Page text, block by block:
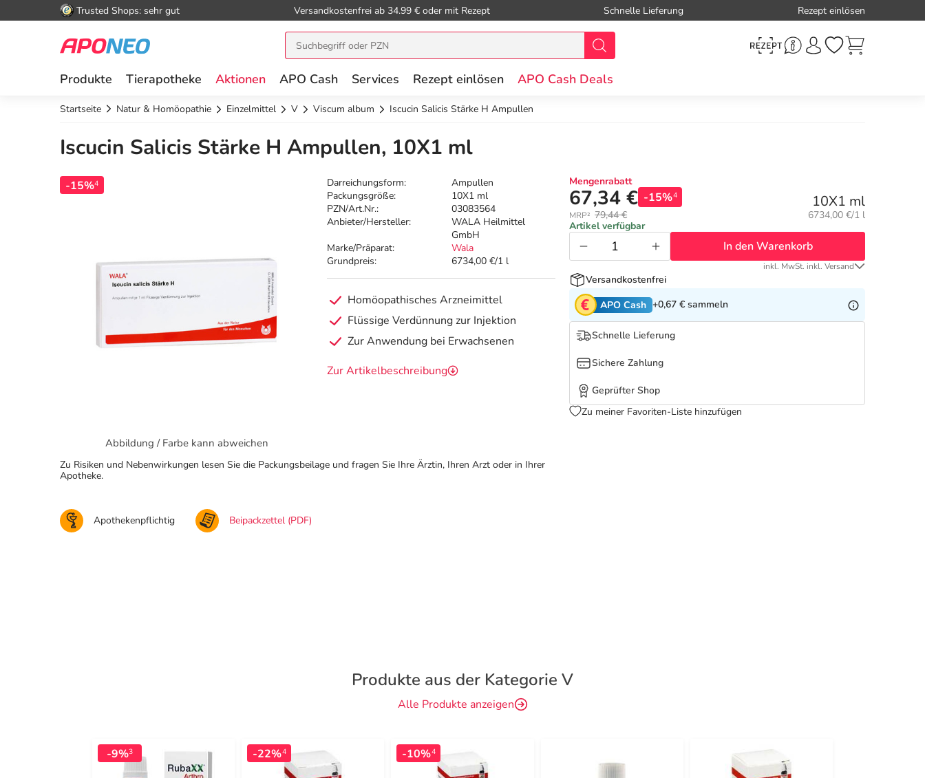
Trusted Shops: sehr gut Versandkostenfrei ab 34.99 € oder mit Rezept Schnelle Lieferung Rezept einlösen
Produkte Tierapotheke Aktionen APO Cash Services Rezept einlösen APO Cash Deals
Startseite Natur & Homöopathie Einzelmittel V Viscum album Iscucin Salicis Stärke H Ampullen
Iscucin Salicis Stärke H Ampullen, 10X1 ml
-15%4
Abbildung / Farbe kann abweichen
Darreichungsform:
Ampullen
Packungsgröße:
10X1 ml
PZN/Art.Nr.:
03083564
Anbieter/Hersteller:
WALA Heilmittel
GmbH
Marke/Präparat:
Wala
Grundpreis:
6734,00 €/1 l
Homöopathisches Arzneimittel
Flüssige Verdünnung zur Injektion
Zur Anwendung bei Erwachsenen
Zur Artikelbeschreibung
Mengenrabatt
67,34 € -15%4
MRP² 79,44 €
10X1 ml
Grundpreis:
6734,00 €/1 l
Artikel verfügbar
In den Warenkorb
inkl. MwSt. inkl. Versand
Versandkostenfrei
APO Cash +0,67 € sammeln
Schnelle Lieferung
Sichere Zahlung
Geprüfter Shop
Zu meiner Favoriten-Liste hinzufügen
Zu Risiken und Nebenwirkungen lesen Sie die Packungsbeilage und fragen Sie Ihre Ärztin, Ihren Arzt oder in Ihrer
Apotheke.
Apothekenpflichtig Beipackzettel (PDF)
Produkte aus der Kategorie V
Alle Produkte anzeigen
-9%3 -22%4 -10%4